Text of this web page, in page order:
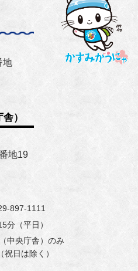
地
）
地19
897-1111
分（平日）
中央庁舎）のみ
日は除く）